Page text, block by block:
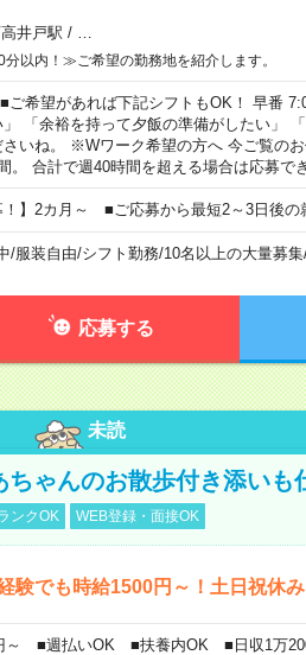
井戸駅 /
以内！≫ご希望の勤務地を紹介します。
ご希望があれば下記シフトもOK！ 早番
」 「余裕を持って夕飯の準備がしたい」
いね。 ※Wワーク希望の方へ 今ご覧のお
。 合計で週40時間を超える場合は応募で
！】2カ月～ ■ご応募から最短2～3日後の
/服装自由/シフト勤務/10名以上の大量募集
応募する
未読
ちゃんのお散歩付き添いも
ンクOK WEB登録・面接OK
でも時給1500円～！土日祝休み
～ ■週払いOK ■扶養内OK ■日収1万